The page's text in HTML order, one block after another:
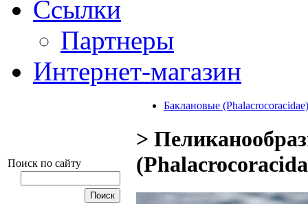
Ссылки
Партнеры
Интернет-магазин
Поиск по сайту
Баклановые (Phalacrocoracidae)
>